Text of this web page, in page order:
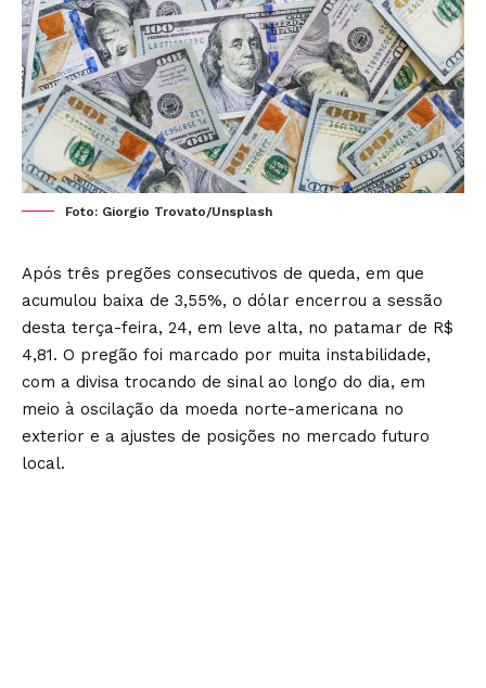
Foto: Giorgio Trovato/Unsplash
Após três pregões consecutivos de queda, em que
acumulou baixa de 3,55%, o dólar encerrou a sessão
desta terça-feira, 24, em leve alta, no patamar de R$
4,81. O pregão foi marcado por muita instabilidade,
com a divisa trocando de sinal ao longo do dia, em
meio à oscilação da moeda norte-americana no
exterior e a ajustes de posições no mercado futuro
local.